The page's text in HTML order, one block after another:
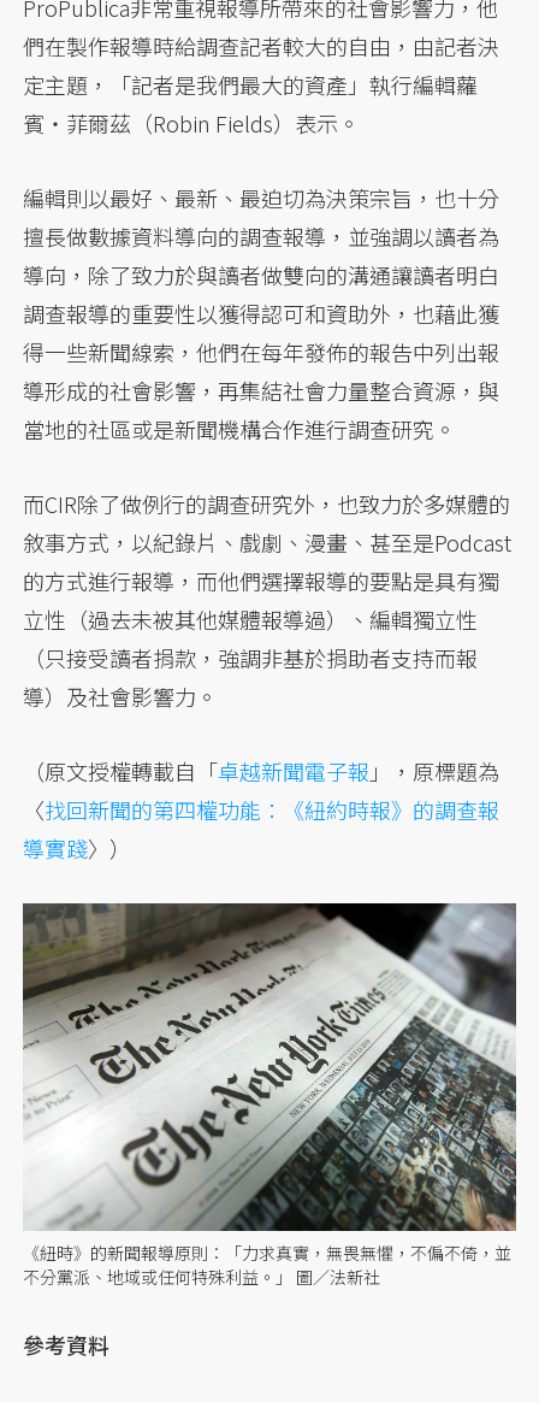
ProPublica非常重視報導所帶來的社會影響力，他
們在製作報導時給調查記者較大的自由，由記者決
定主題，「記者是我們最大的資產」執行編輯蘿
賓・菲爾茲（Robin Fields）表示。
編輯則以最好、最新、最迫切為決策宗旨，也十分
擅長做數據資料導向的調查報導，並強調以讀者為
導向，除了致力於與讀者做雙向的溝通讓讀者明白
調查報導的重要性以獲得認可和資助外，也藉此獲
得一些新聞線索，他們在每年發佈的報告中列出報
導形成的社會影響，再集結社會力量整合資源，與
當地的社區或是新聞機構合作進行調查研究。
而CIR除了做例行的調查研究外，也致力於多媒體的
敘事方式，以紀錄片、戲劇、漫畫、甚至是Podcast
的方式進行報導，而他們選擇報導的要點是具有獨
立性（過去未被其他媒體報導過）、編輯獨立性
（只接受讀者捐款，強調非基於捐助者支持而報
導）及社會影響力。
（原文授權轉載自「卓越新聞電子報 」，原標題為
〈找回新聞的第四權功能：《紐約時報》的調查報
導實踐〉）
《紐時》的新聞報導原則：「力求真實，無畏無懼，不偏不倚，並
不分黨派、地域或任何特殊利益。」 圖／法新社
參考資料